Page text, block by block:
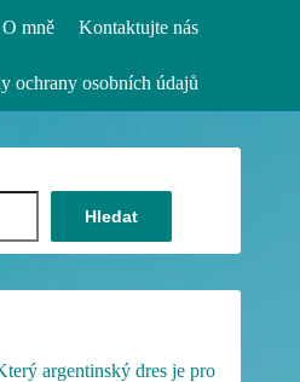
O mně Kontaktujte nás
ochrany osobních údajů
Hledat
argentinský dres je pro